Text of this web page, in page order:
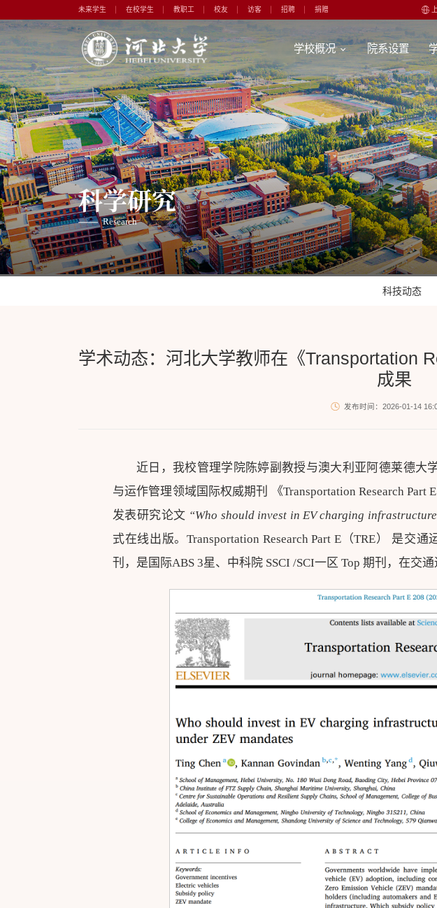
未来学生 在校学生 教职工 校友 访客 招聘 捐赠
学校概况 院系设置
科学研究
Research
科技动态
学术动态：河北大学教师在《Transportation
成果
发布时间：2026-01-14
近日，我校管理学院陈婷副教授与澳大利亚阿德莱德大
与运作管理领域国际权威期刊 《Transportation Research Part
发表研究论文 “Who should invest in EV charging
式在线出版。Transportation Research Part E（TRE） 是交
刊，是国际ABS 3星、中科院 SSCI /SCI一区 Top 期刊，在交